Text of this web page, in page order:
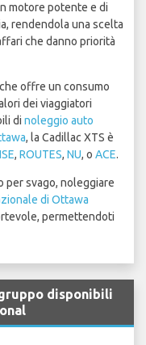
motore potente e di
rendendola una scelta
che danno priorità
offre un consumo
dei viaggiatori
di noleggio auto
, la Cadillac XTS è
, ROUTES, NU, o ACE.
per svago, noleggiare
di Ottawa
permettendoti
disponibili